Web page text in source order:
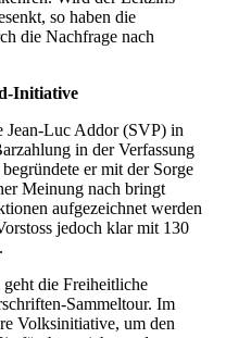
so haben die
die Nachfrage nach
Initiative
Jean-Luc Addor (SVP) in
in der Verfassung
er mit der Sorge
Meinung nach bringt
aufgezeichnet werden
jedoch klar mit 130
die Freiheitliche
Sammeltour. Im
Volksinitiative, um den